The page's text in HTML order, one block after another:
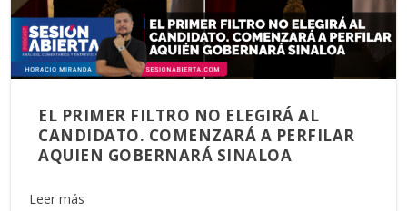
EL PRIMER FILTRO NO ELEGIRÁ AL
CANDIDATO. COMENZARÁ A PERFILAR
AQUIEN GOBERNARÁ SINALOA
Leer más